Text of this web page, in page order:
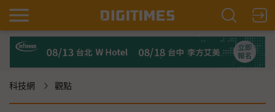
科技網 觀點